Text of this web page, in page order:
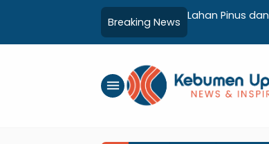
Breaking News
di Kebumen, Aparat dan Warga
menu